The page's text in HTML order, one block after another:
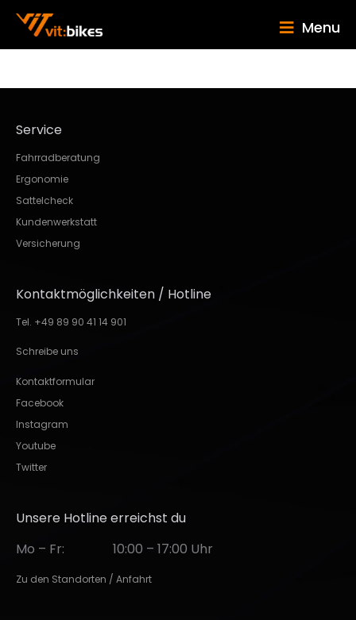
Menu
Service
Fahrradberatung
Ergonomie
Sattelcheck
Kundenwerkstatt
Versicherung
Kontaktmöglichkeiten / Hotline
Tel. +49 89 90 41 14 901
Schreibe uns
Kontaktformular
Facebook
Instagram
Youtube
Twitter
Unsere Hotline erreichst du
Mo – Fr:
10:00 – 17:00 Uhr
Zu den Standorten / Anfahrt